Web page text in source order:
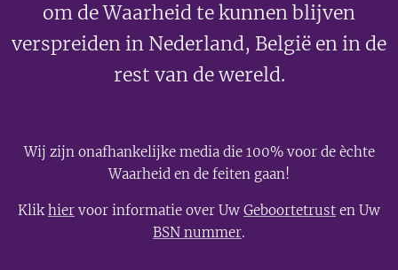
om de Waarheid te kunnen blijven
verspreiden in Nederland, België en in de
rest van de wereld.
Wij zijn onafhankelijke media die 100% voor de èchte
Waarheid en de feiten gaan!
Klikhier voor informatie over Uw Geboortetrust en Uw
BSN nummer.